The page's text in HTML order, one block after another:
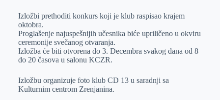
Izložbi prethoditi konkurs koji je klub raspisao krajem
oktobra.
Proglašenje najuspešnijih učesnika biće upriličeno u okviru
ceremonije svečanog otvaranja.
Izložba će biti otvorena do 3. Decembra svakog dana od 8
do 20 časova u salonu KCZR.
Izložbu organizuje foto klub CD 13 u saradnji sa
Kulturnim centrom Zrenjanina.